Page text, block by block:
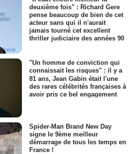
deuxième fois" : Richard Gere
pense beaucoup de bien de cet
acteur sans qui il n'aurait
jamais tourné cet excellent
thriller judiciaire des années 90
"Un homme de conviction qui
connaissait les risques" : il y a
81 ans, Jean Gabin était l'une
des rares célébrités françaises à
avoir pris ce bel engagement
Spider-Man Brand New Day
signe le 9ème meilleur
démarrage de tous les temps en
France !